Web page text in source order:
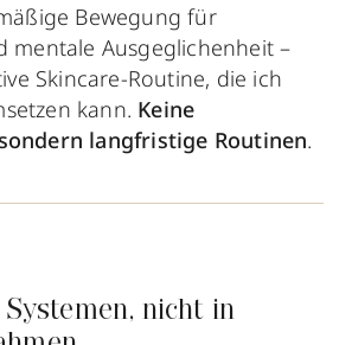
Bewegung für
mentale Ausgeglichenheit –
Skincare-Routine, die ich
kann. Keine
langfristige Routinen.
nicht in